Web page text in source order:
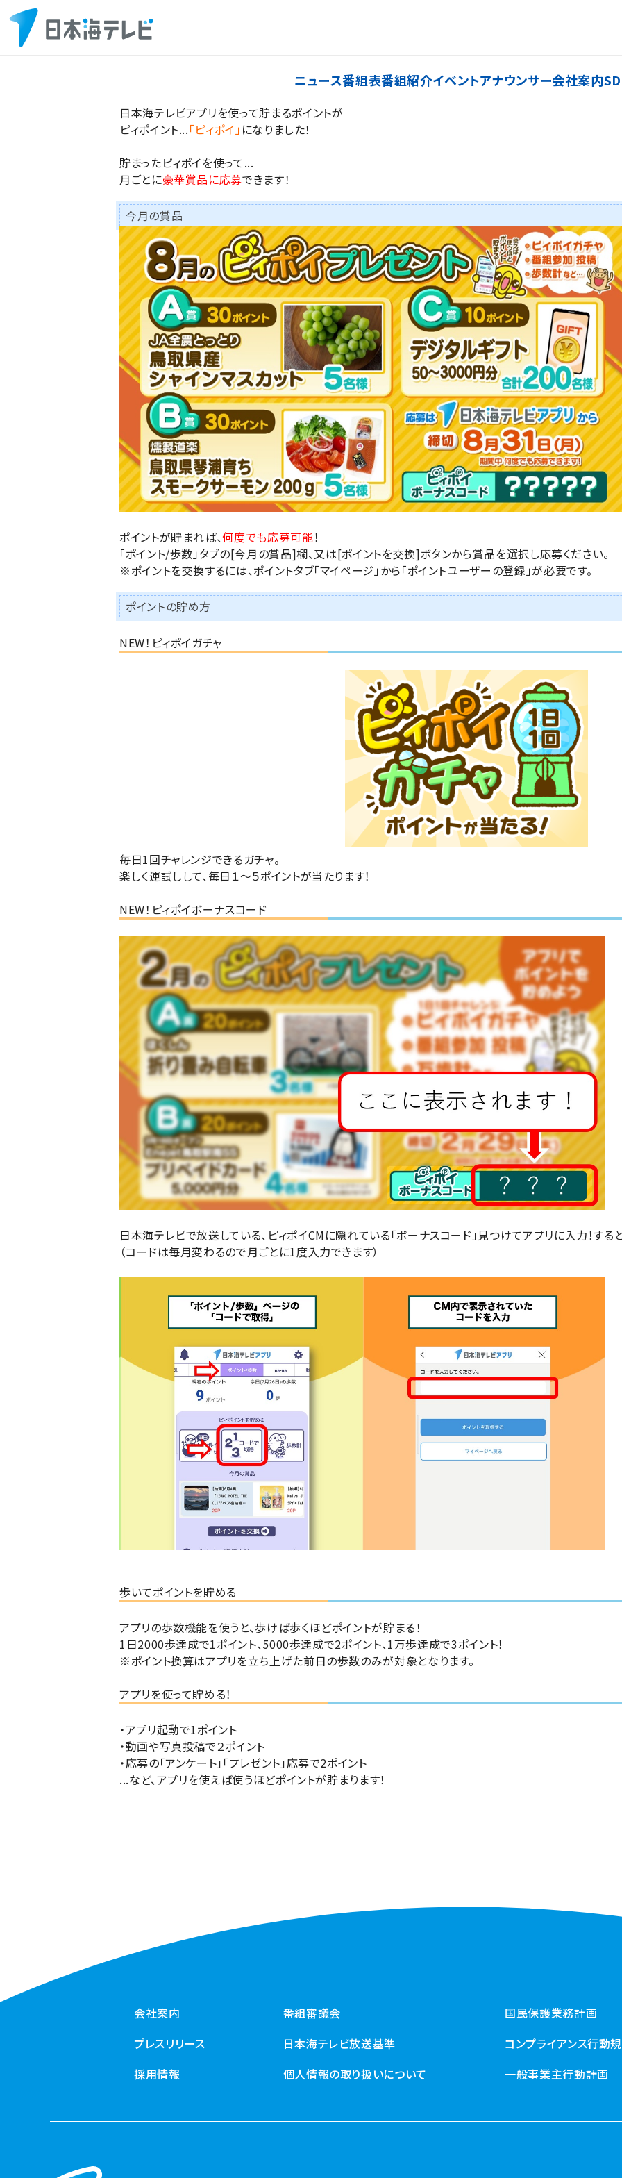
ニュース番組表番組紹介イベントアナウンサー会社案内
日本海テレビアプリを使って貯まるポイントが
ピィポイント...「ピィポイ」 になりました！
貯まったピィポイを使って...
月ごとに豪華賞品に応募できます！
今月の賞品
ポイントが貯まれば、何度でも応募可能！
「ポイント/歩数」タブの[今月の賞品]欄、又は[ポイントを交換]ボタンから賞品を選択し応募ください。
※ポイントを交換するには、ポイントタブ「マイページ」から「ポイントユーザーの登録」が必要です。
ポイントの貯め方
NEW！ピィポイガチャ
毎日1回チャレンジできるガチャ。
楽しく運試しして、毎日１～５ポイントが当たります！
NEW！ピィポイボーナスコード
日本海テレビで放送している、ピィポイCMに隠れている「ボーナスコード」見つけてアプリに入力！する
（コードは毎月変わるので月ごとに1度入力できます）
歩いてポイントを貯める
アプリの歩数機能を使うと、歩けば歩くほどポイントが貯まる！
1日2000歩達成で1ポイント、5000歩達成で2ポイント、1万歩達成で3ポイント！
※ポイント換算はアプリを立ち上げた前日の歩数のみが対象となります。
アプリを使って貯める！
・アプリ起動で1ポイント
・動画や写真投稿で２ポイント
・応募の「アンケート」「プレゼント」応募で2ポイント
...など、アプリを使えば使うほどポイントが貯まります！
会社案内
プレスリリース
採用情報
番組審議会
日本海テレビ放送基準
個人情報の取り扱いについて
国民保護業務計画
コンプライアンス行動
一般事業主行動計画